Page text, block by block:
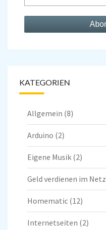
KATEGORIEN
Allgemein (8)
Arduino (2)
Eigene Musik (2)
Geld verdienen im Netz
Homematic (12)
Internetseiten (2)